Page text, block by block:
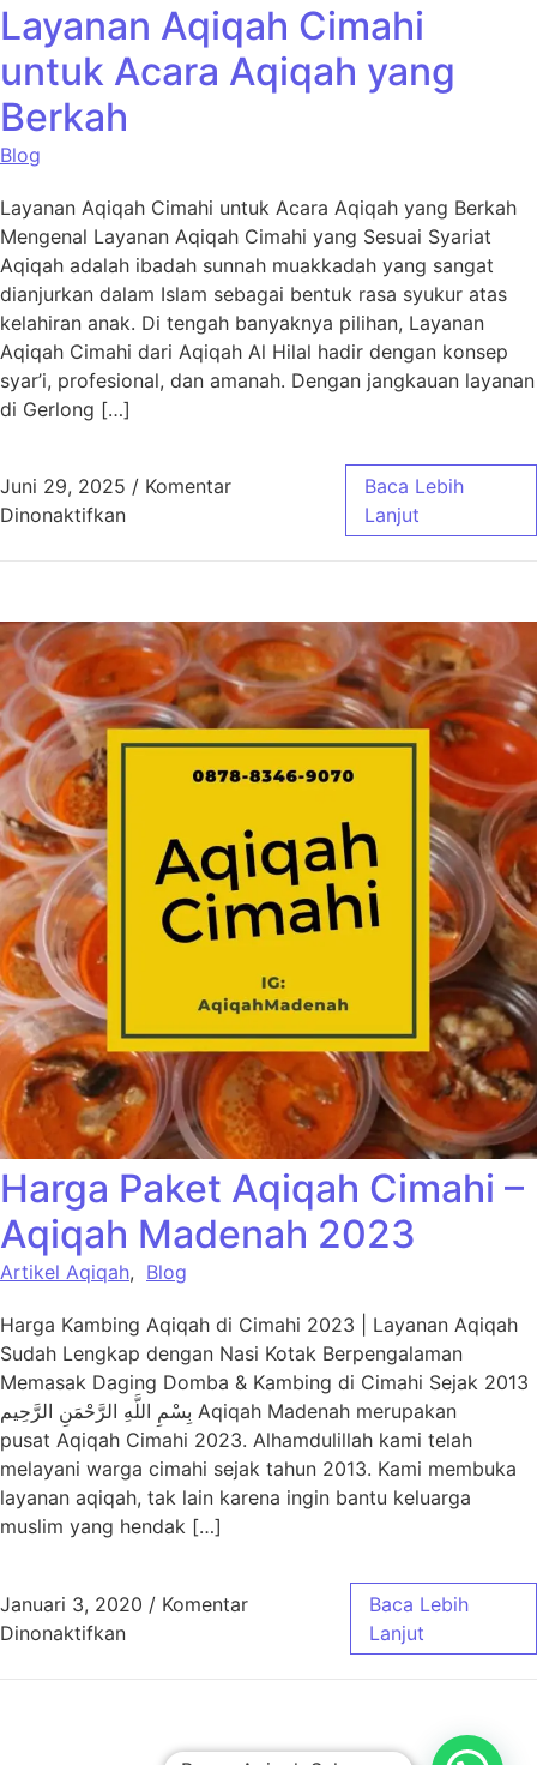
Layanan Aqiqah Cimahi
untuk Acara Aqiqah yang
Berkah
Blog
Layanan Aqiqah Cimahi untuk Acara Aqiqah yang Berkah
Mengenal Layanan Aqiqah Cimahi yang Sesuai Syariat
Aqiqah adalah ibadah sunnah muakkadah yang sangat
dianjurkan dalam Islam sebagai bentuk rasa syukur atas
kelahiran anak. Di tengah banyaknya pilihan, Layanan
Aqiqah Cimahi dari Aqiqah Al Hilal hadir dengan konsep
syar’i, profesional, dan amanah. Dengan jangkauan layanan
di Gerlong […]
Juni 29, 2025 / Komentar
Dinonaktifkanpada Layanan Aqiqah Cimahi untuk Acara
Baca Lebih
Lanjut
Harga Paket Aqiqah Cimahi –
Aqiqah Madenah 2023
Artikel Aqiqah, Blog
Harga Kambing Aqiqah di Cimahi 2023 | Layanan Aqiqah
Sudah Lengkap dengan Nasi Kotak Berpengalaman
Memasak Daging Domba & Kambing di Cimahi Sejak 2013
بِسْمِ اللَّهِ الرَّحْمَنِ الرَّحِيم Aqiqah Madenah merupakan
pusat Aqiqah Cimahi 2023. Alhamdulillah kami telah
melayani warga cimahi sejak tahun 2013. Kami membuka
layanan aqiqah, tak lain karena ingin bantu keluarga
muslim yang hendak […]
Januari 3, 2020 / Komentar
Dinonaktifkanpada Harga Paket Aqiqah Cimahi – Aqiqah
Baca Lebih
Lanjut